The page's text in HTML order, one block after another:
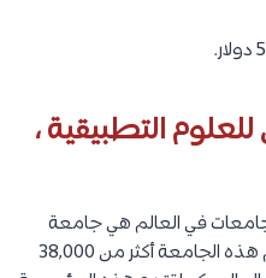
التطبيقية ،
في العالم هي جامعة
هليوبوليس للعلوم التطبيقية. تضم هذه الجامعة أكثر من 38,000